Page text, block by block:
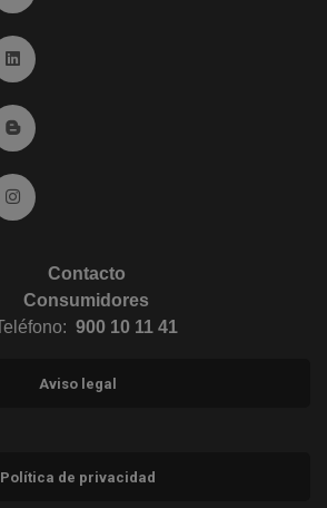
Ir a Linkedin (abre en ventana nueva)
Ir al Blog (abre en ventana nueva)
Ir a Instagram (abre en ventana nueva)
Contacto
Consumidores
Teléfono: 900 10 11 41
Aviso legal
Política de privacidad